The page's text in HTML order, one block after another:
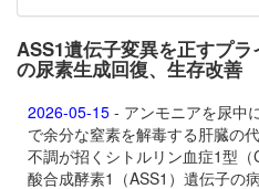
ASS1遺伝子変異を正すプ
の尿素生成回復、生存改善
2026-05-15 - アンモニアを尿中
で余分な窒素を解毒する肝臓の
不調が招くシトルリン血症1型
酸合成酵素1（ASS1）遺伝子の